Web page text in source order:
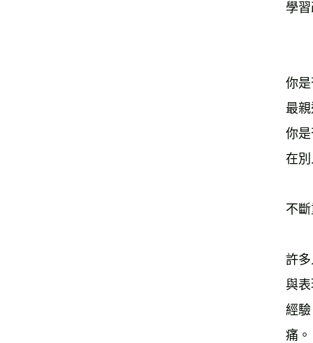
學
你
最
你
在
不
許
與
經
痛。